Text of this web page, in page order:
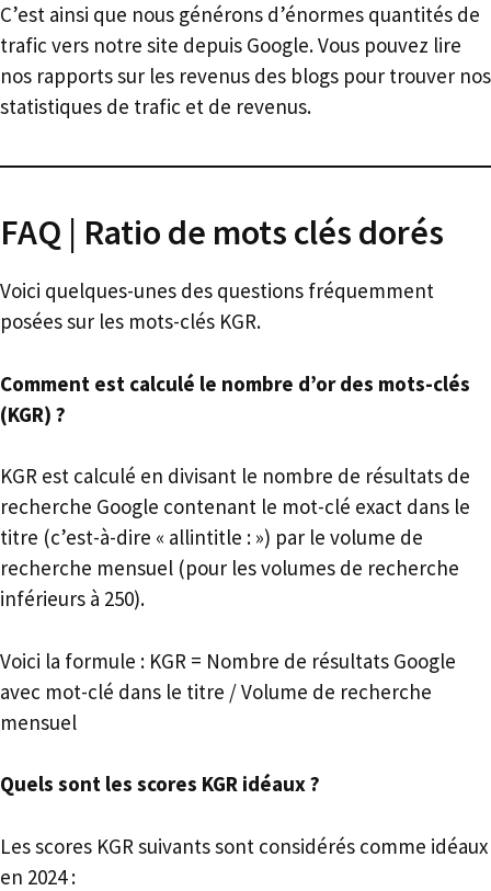
C’est ainsi que nous générons d’énormes quantités de
trafic vers notre site depuis Google. Vous pouvez lire
nos rapports sur les revenus des blogs pour trouver nos
statistiques de trafic et de revenus.
FAQ | Ratio de mots clés dorés
Voici quelques-unes des questions fréquemment
posées sur les mots-clés KGR.
Comment est calculé le nombre d’or des mots-clés
(KGR) ?
KGR est calculé en divisant le nombre de résultats de
recherche Google contenant le mot-clé exact dans le
titre (c’est-à-dire « allintitle : ») par le volume de
recherche mensuel (pour les volumes de recherche
inférieurs à 250).
Voici la formule : KGR = Nombre de résultats Google
avec mot-clé dans le titre / Volume de recherche
mensuel
Quels sont les scores KGR idéaux ?
Les scores KGR suivants sont considérés comme idéaux
en 2024 :